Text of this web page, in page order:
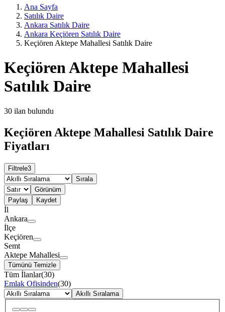
Ana Sayfa
Satılık Daire
Ankara Satılık Daire
Ankara Keçiören Satılık Daire
Keçiören Aktepe Mahallesi Satılık Daire
Keçiören Aktepe Mahallesi
Satılık Daire
30 ilan bulundu
Keçiören Aktepe Mahallesi Satılık Daire
Fiyatları
Filtrele3
Sırala
Görünüm
Paylaş
Kaydet
İl
Ankara
İlçe
Keçiören
Semt
Aktepe Mahallesi
Tümünü Temizle
Tüm İlanlar(30)
Emlak Ofisinden(30)
Akıllı Sıralama